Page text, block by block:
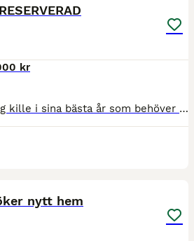
kr
Kaj är en tuff och härlig kille i sina bästa år som behöver sin egna människa för att få blomma ut i valfri westerngren. Han bor på gård med kor och har spontanvallat med den äran när kor smitit in ti
nytt hem